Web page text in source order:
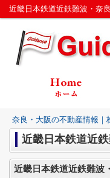
近畿日本鉄道近鉄難波・奈
奈良・大阪の不動産情報｜
近畿日本鉄道近
近畿日本鉄道近鉄難波